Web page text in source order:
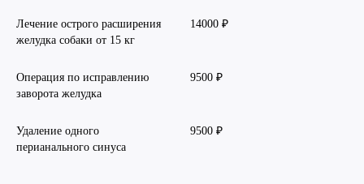
Лечение острого расширения
желудка собаки от 15 кг
14000 ₽
Операция по исправлению
заворота желудка
9500 ₽
Удаление одного
перианального синуса
9500 ₽